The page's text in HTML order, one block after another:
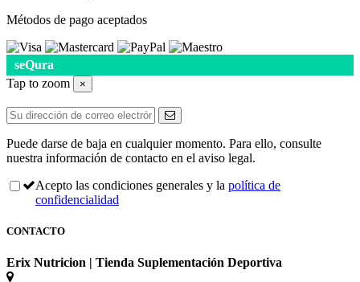
Métodos de pago aceptados
seQura
Tap to zoom
×
Puede darse de baja en cualquier momento. Para ello, consulte
nuestra información de contacto en el aviso legal.
Acepto las condiciones generales y la política de
confidencialidad
CONTACTO
Erix Nutricion | Tienda Suplementación Deportiva